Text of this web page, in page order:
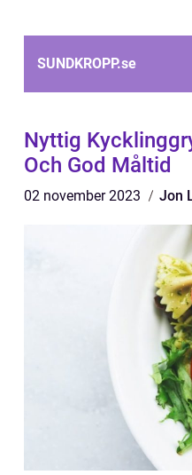
SUNDKROPP.se
Nyttig
Och God Måltid
02 november 2023 Jon